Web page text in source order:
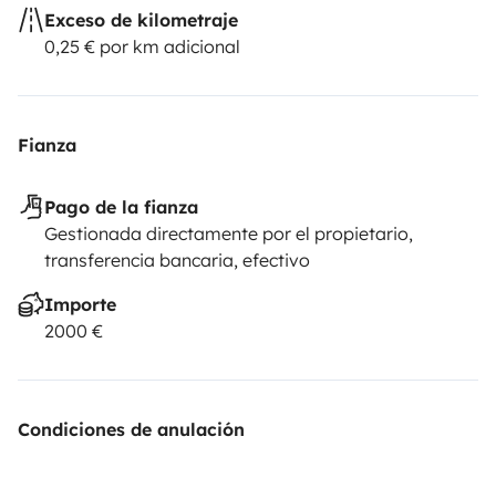
Exceso de kilometraje
0,25 € por km adicional
Fianza
Pago de la fianza
Gestionada directamente por el propietario,
transferencia bancaria, efectivo
Importe
2000 €
Condiciones de anulación